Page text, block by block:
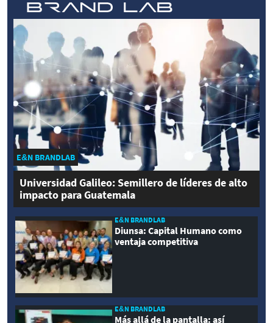
E&N BRANDLAB
Universidad Galileo: Semillero de líderes de alto
impacto para Guatemala
E&N BRANDLAB
Diunsa: Capital Humano como
ventaja competitiva
E&N BRANDLAB
Más allá de la pantalla: así